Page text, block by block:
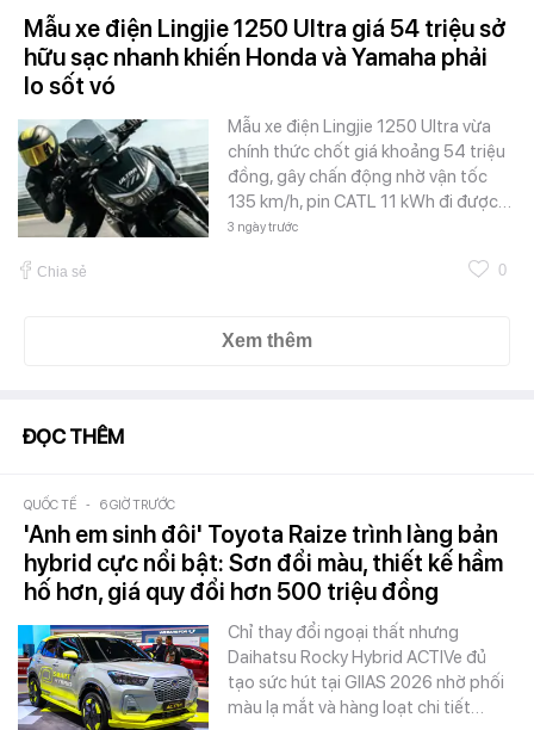
Mẫu xe điện Lingjie 1250 Ultra giá 54 triệu sở
hữu sạc nhanh khiến Honda và Yamaha phải
lo sốt vó
Mẫu xe điện Lingjie 1250 Ultra vừa
chính thức chốt giá khoảng 54 triệu
đồng, gây chấn động nhờ vận tốc
135 km/h, pin CATL 11 kWh đi được…
3 ngày trước
Chia sẻ 0
Xem thêm
ĐỌC THÊM
QUỐC TẾ - 6 GIỜ TRƯỚC
'Anh em sinh đôi' Toyota Raize trình làng bản
hybrid cực nổi bật: Sơn đổi màu, thiết kế hầm
hố hơn, giá quy đổi hơn 500 triệu đồng
Chỉ thay đổi ngoại thất nhưng
Daihatsu Rocky Hybrid ACTIVe đủ
tạo sức hút tại GIIAS 2026 nhờ phối
màu lạ mắt và hàng loạt chi tiết…